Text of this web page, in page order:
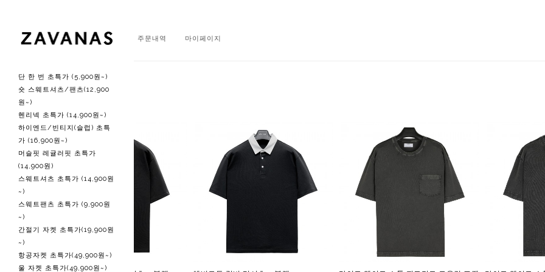
회원가입 로그인 주문내역 마이페이지
단 한 번 초특가 (5,900원~)
숏 스웨트셔츠/팬츠(12,900
원~)
헨리넥 초특가 (14,900원~)
하이엔드/빈티지(슬럽) 초특
가 (16,900원~)
머슬핏 레귤러핏 초특가
(14,900원)
스웨트셔츠 초특가 (14,900원
~)
스웨트팬츠 초특가 (9,900원
~)
간절기 자켓 초특가(19,900원
~)
항공자켓 초특가(49,900원~)
울 자켓 초특가(49,900원~)
주간 베스트